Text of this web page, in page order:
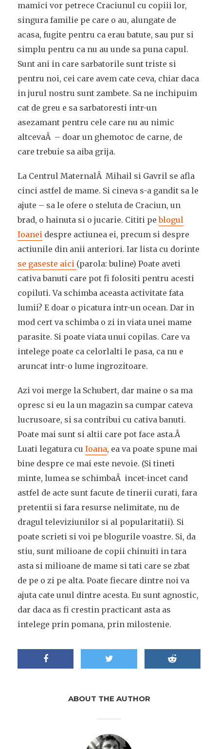
mamici vor petrece Craciunul cu copiii lor,
singura familie pe care o au, alungate de
acasa, fugite pentru ca erau batute, sau pur si
simplu pentru ca nu au unde sa puna capul.
Sunt ani in care sarbatorile sunt triste si
pentru noi, cei care avem cate ceva, chiar daca
in jurul nostru sunt zambete. Sa ne inchipuim
cat de greu e sa sarbatoresti intr-un
asezamant pentru cele care nu au nimic
altcevaÂ – doar un ghemotoc de carne, de
care trebuie sa aiba grija.
La Centrul MaternalÂ Mihail si Gavril se afla
cinci astfel de mame. Si cineva s-a gandit sa le
ajute – sa le ofere o steluta de Craciun, un
brad, o hainuta si o jucarie. Cititi peblogul
Ioaneidespre actiunea ei, precum si despre
actiunile din anii anteriori. Iar lista cu dorinte
se gaseste aici (parola: buline) Poate aveti
cativa banuti care pot fi folositi pentru acesti
copiluti. Va schimba aceasta activitate fata
lumii? E doar o picatura intr-un ocean. Dar in
mod cert va schimba o zi in viata unei mame
parasite. Si poate viata unui copilas. Care va
intelege poate ca celorlalti le pasa, ca nu e
aruncat intr-o lume ingrozitoare.
Azi voi merge la Schubert, dar maine o sa ma
opresc si eu la un magazin sa cumpar cateva
lucrusoare, si sa contribui cu cativa banuti.
Poate mai sunt si altii care pot face asta.Â
Luati legatura cu Ioana, ea va poate spune mai
bine despre ce mai este nevoie. (Si tineti
minte, lumea se schimbaÂ incet-incet cand
astfel de acte sunt facute de tinerii curati, fara
pretentii si fara resurse nelimitate, nu de
dragul televiziunilor si al popularitatii). Si
poate scrieti si voi pe blogurile voastre. Si, da
stiu, sunt milioane de copii chinuiti in tara
asta si milioane de mame si tati care se zbat
de pe o zi pe alta. Poate fiecare dintre noi va
ajuta cate unul dintre acesta. Eu sunt agnostic,
dar daca as fi crestin practicant asta as
intelege prin pomana, prin milostenie.
ABOUT THE AUTHOR